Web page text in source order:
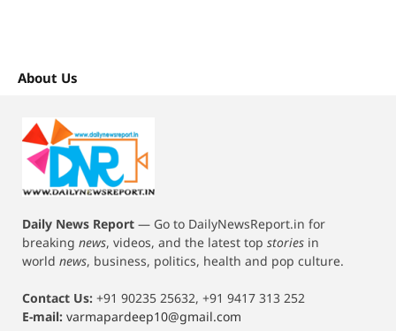
About Us
Daily News Report — Go to DailyNewsReport.in for
breaking news, videos, and the latest top stories in
world news, business, politics, health and pop culture.
Contact Us: +91 90235 25632, +91 9417 313 252
E-mail: varmapardeep10@gmail.com